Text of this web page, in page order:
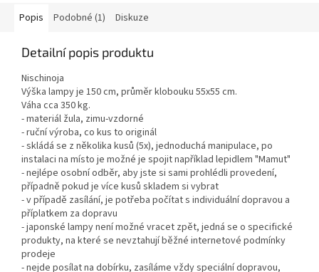
Popis Podobné (1) Diskuze
Detailní popis produktu
Nischinoja
Výška lampy je 150 cm, průměr klobouku 55x55 cm.
Váha cca 350 kg.
- materiál žula, zimu-vzdorné
- ruční výroba, co kus to originál
- skládá se z několika kusů (5x), jednoduchá manipulace, po
instalaci na místo je možné je spojit například lepidlem "Mamut"
- nejlépe osobní odběr, aby jste si sami prohlédli provedení,
případně pokud je více kusů skladem si vybrat
- v případě zasílání, je potřeba počítat s individuální dopravou a
příplatkem za dopravu
- japonské lampy není možné vracet zpět, jedná se o specifické
produkty, na které se nevztahují běžné internetové podmínky
prodeje
- nejde posílat na dobírku, zasíláme vždy speciální dopravou,